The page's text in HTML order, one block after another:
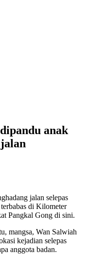
anak
jalan selepas
di Kilometer
Pangkal Gong di sini.
mangsa, Wan Salwiah
kejadian selepas
anggota badan.